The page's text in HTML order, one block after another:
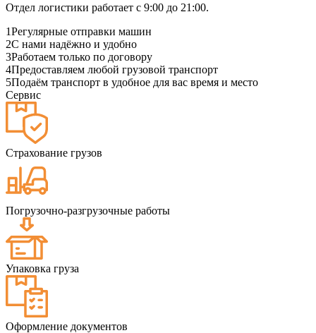
Отдел логистики работает с 9:00 до 21:00.
1Регулярные отправки машин
2С нами надёжно и удобно
3Работаем только по договору
4Предоставляем любой грузовой транспорт
5Подаём транспорт в удобное для вас время и место
Сервис
Страхование грузов
Погрузочно-разгрузочные работы
Упаковка груза
Оформление документов